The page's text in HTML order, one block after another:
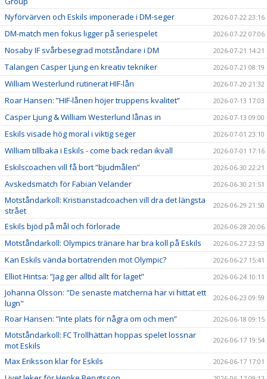
Nyförvärven och Eskils imponerade i DM-seger 2026-07-22 23:16
DM-match men fokus ligger på seriespelet 2026-07-22 07:06
Nosaby IF svårbesegrad motståndare i DM 2026-07-21 14:21
Talangen Casper Ljung en kreativ tekniker 2026-07-21 08:19
William Westerlund rutinerat HIF-lån 2026-07-20 21:32
Roar Hansen: ”HIF-lånen höjer truppens kvalitet” 2026-07-13 17:03
Casper Ljung & William Westerlund lånas in 2026-07-13 09:00
Eskils visade hög moral i viktig seger 2026-07-01 23:10
William tillbaka i Eskils - come back redan ikväll 2026-07-01 17:16
Eskilscoachen vill få bort ”bjudmålen” 2026-06-30 22:21
Avskedsmatch för Fabian Velander 2026-06-30 21:51
Motståndarkoll: Kristianstadcoachen vill dra det längsta
strået
2026-06-29 21:50
Eskils bjöd på mål och förlorade 2026-06-28 20:06
Motståndarkoll: Olympics tränare har bra koll på Eskils 2026-06-27 23:53
Kan Eskils vända bortatrenden mot Olympic? 2026-06-27 15:41
Elliot Hintsa: ”Jag ger alltid allt för laget” 2026-06-24 10:11
Johanna Olsson: "De senaste matcherna har vi hittat ett
lugn"
2026-06-23 09:59
Roar Hansen: ”Inte plats för några om och men” 2026-06-18 09:15
Motståndarkoll: FC Trollhättan hoppas spelet lossnar
mot Eskils
2026-06-17 19:54
Max Eriksson klar för Eskils 2026-06-17 17:01